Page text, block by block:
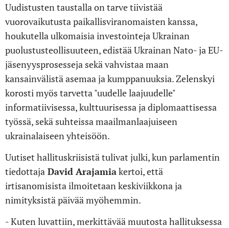
Uudistusten taustalla on tarve tiivistää
vuorovaikutusta paikallisviranomaisten kanssa,
houkutella ulkomaisia investointeja Ukrainan
puolustusteollisuuteen, edistää Ukrainan Nato- ja EU-
jäsenyysprosesseja sekä vahvistaa maan
kansainvälistä asemaa ja kumppanuuksia. Zelenskyi
korosti myös tarvetta "uudelle laajuudelle"
informatiivisessa, kulttuurisessa ja diplomaattisessa
työssä, sekä suhteissa maailmanlaajuiseen
ukrainalaiseen yhteisöön.
Uutiset hallituskriisistä tulivat julki, kun parlamentin
tiedottaja David Arajamiakertoi, että
irtisanomisista ilmoitetaan keskiviikkona ja
nimityksistä päivää myöhemmin.
- Kuten luvattiin, merkittävää muutosta hallituksessa